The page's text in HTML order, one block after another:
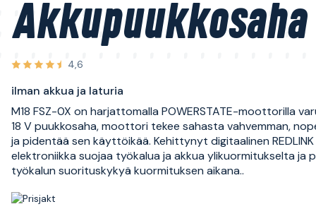
Akkupuukkosaha
4,6
ilman akkua ja laturia
M18 FSZ-0X on harjattomalla POWERSTATE-moottorilla
18 V puukkosaha, moottori tekee sahasta vahvemman,
ja pidentää sen käyttöikää. Kehittynyt digitaalinen REDLINK
elektroniikka suojaa työkalua ja akkua ylikuormitukselta ja
työkalun suorituskykyä kuormituksen aikana..